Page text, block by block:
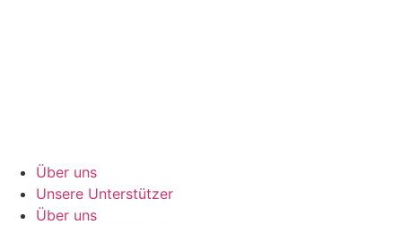
Über uns
Unsere Unterstützer
Über uns